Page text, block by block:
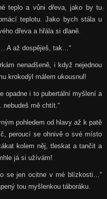
teplo a vůni dřeva, jako by tu
teplotu. Jako bych stála u
dřeva a hřála si dlaně.
A až dospěješ, tak…“
nenadšeně, i když nejednou
krokodýl málem ukousnul!
opadne i to pubertální myšlení a
mě chtít.“
pohledem od hlavy až k patě
peroucí se ohnivě o své místo
kolem něj, tleskat a tančit a
já si užívám!
se jen ocitne v mé blízkosti…“
tou myšlenkou táboráku.